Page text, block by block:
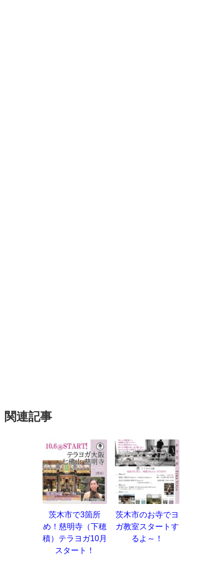
関連記事
茨木市で3箇所
め！慈明寺（下穂
積）テラヨガ10月
スタート！
茨木市のお寺でヨ
ガ教室スタートす
るよ～！